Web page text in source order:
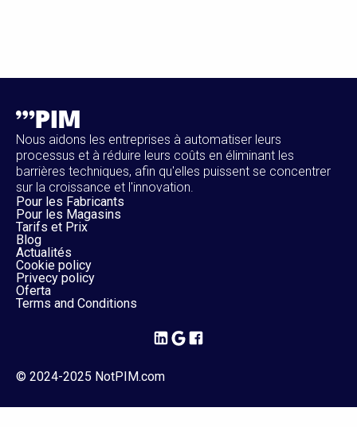
Nous aidons les entreprises à automatiser leurs
processus et à réduire leurs coûts en éliminant les
barrières techniques, afin qu'elles puissent se concentrer
sur la croissance et l'innovation.
Pour les Fabricants
Pour les Magasins
Tarifs et Prix
Blog
Actualités
Cookie policy
Privecy policy
Oferta
Terms and Conditions
© 2024-2025 NotPIM.com